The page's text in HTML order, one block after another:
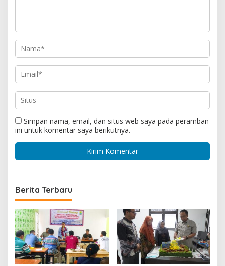
Simpan nama, email, dan situs web saya pada peramban
ini untuk komentar saya berikutnya.
Berita Terbaru